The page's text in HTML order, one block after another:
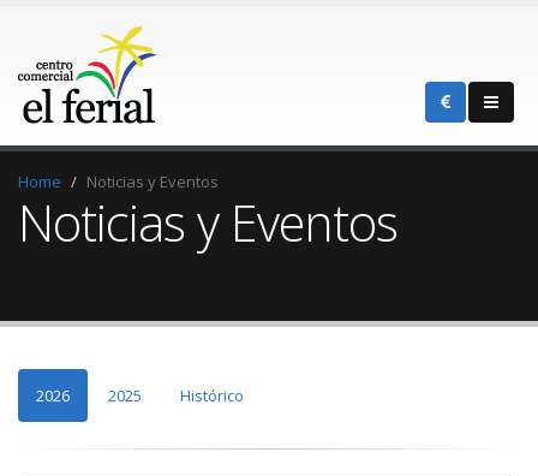
Home Noticias y Eventos
Noticias y Eventos
2026 2025 Histórico